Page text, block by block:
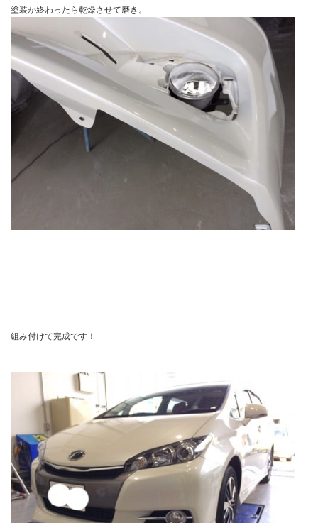
塗装か終わったら乾燥させて磨き。
組み付けて完成です！